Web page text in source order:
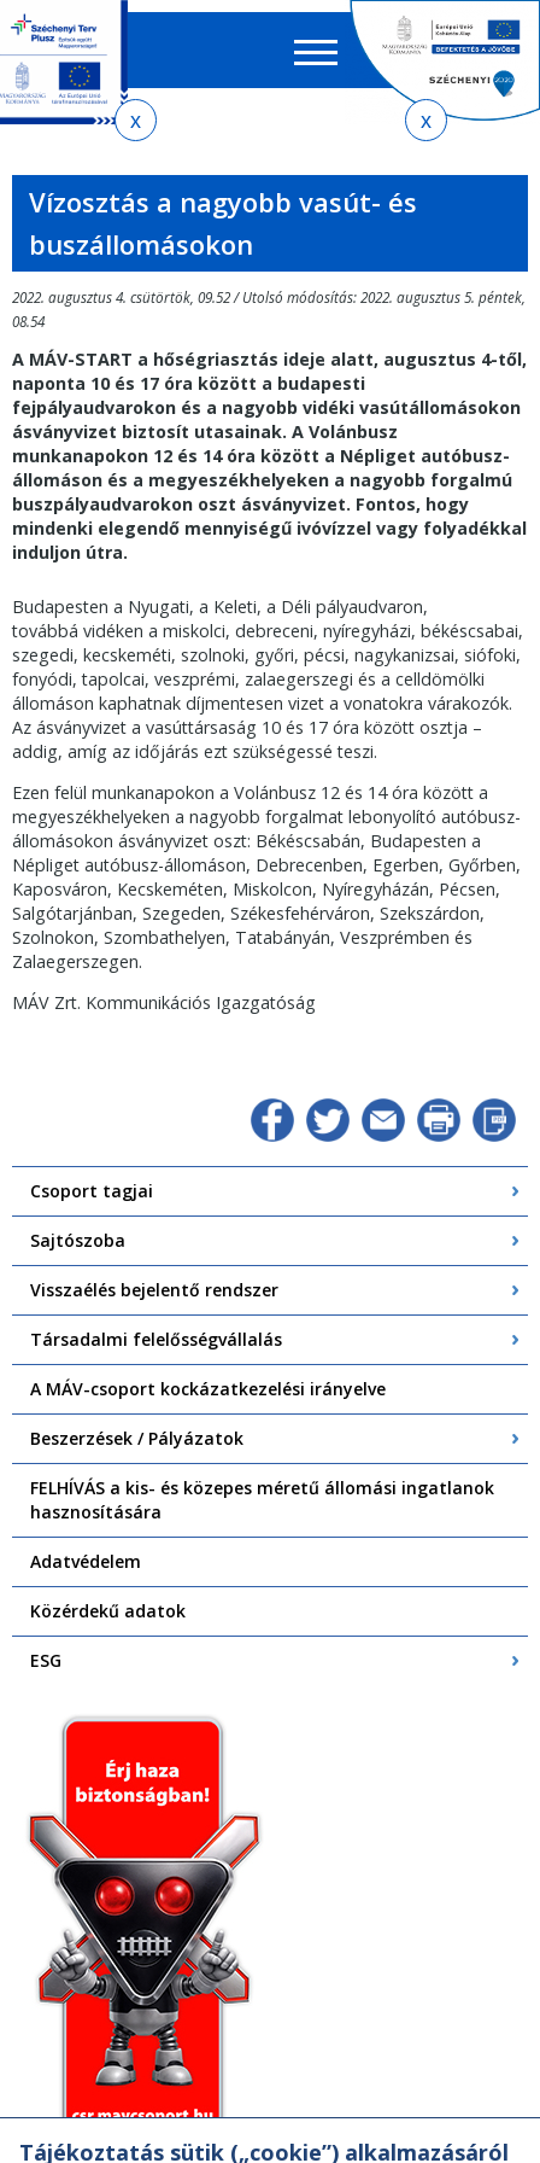
almenühöz
tartalomra
oldaltérképre
EN HU
űrlap
Vízosztás a nagyobb vasút- és
buszállomásokon
2022. augusztus 4. csütörtök, 09.52 / Utolsó módosítás: 2022. augusztus 5. péntek,
08.54
A MÁV-START a hőségriasztás ideje alatt, augusztus 4-től,
naponta 10 és 17 óra között a budapesti
fejpályaudvarokon és a nagyobb vidéki vasútállomásokon
ásványvizet biztosít utasainak. A Volánbusz
munkanapokon 12 és 14 óra között a Népliget autóbusz-
állomáson és a megyeszékhelyeken a nagyobb forgalmú
buszpályaudvarokon oszt ásványvizet. Fontos, hogy
mindenki elegendő mennyiségű ivóvízzel vagy folyadékkal
induljon útra.
Budapesten a Nyugati, a Keleti, a Déli pályaudvaron,
továbbá vidéken a miskolci, debreceni, nyíregyházi, békéscsabai,
szegedi, kecskeméti, szolnoki, győri, pécsi, nagykanizsai, siófoki,
fonyódi, tapolcai, veszprémi, zalaegerszegi és a celldömölki
állomáson kaphatnak díjmentesen vizet a vonatokra várakozók.
Az ásványvizet a vasúttársaság 10 és 17 óra között osztja –
addig, amíg az időjárás ezt szükségessé teszi.
Ezen felül munkanapokon a Volánbusz 12 és 14 óra között a
megyeszékhelyeken a nagyobb forgalmat lebonyolító autóbusz-
állomásokon ásványvizet oszt: Békéscsabán, Budapesten a
Népliget autóbusz-állomáson, Debrecenben, Egerben, Győrben,
Kaposváron, Kecskeméten, Miskolcon, Nyíregyházán, Pécsen,
Salgótarjánban, Szegeden, Székesfehérváron, Szekszárdon,
Szolnokon, Szombathelyen, Tatabányán, Veszprémben és
Zalaegerszegen.
MÁV Zrt. Kommunikációs Igazgatóság
Csoport tagjai
Sajtószoba
Visszaélés bejelentő rendszer
Társadalmi felelősségvállalás
A MÁV-csoport kockázatkezelési irányelve
Beszerzések / Pályázatok
FELHÍVÁS a kis- és közepes méretű állomási ingatlanok
hasznosítására
Adatvédelem
Közérdekű adatok
ESG
Tájékoztatás sütik („cookie”) alkalmazásáról